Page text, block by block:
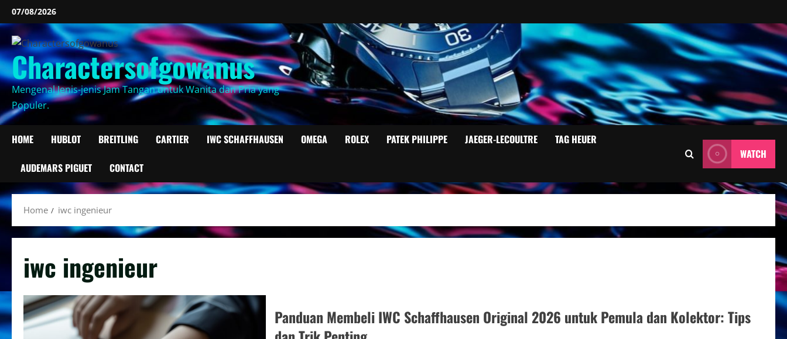
Skip
to
content
07/08/2026
Charactersofgowanus
Mengenal Jenis-jenis Jam Tangan untuk Wanita dan Pria yang
Populer.
HOME HUBLOT BREITLING CARTIER IWC SCHAFFHAUSEN OMEGA ROLEX PATEK PHILIPPE JAEGER-LECOULTRE TAG HEUER
AUDEMARS PIGUET CONTACT
WATCH
Home iwc ingenieur
iwc ingenieur
Panduan Membeli IWC Schaffhausen Original 2026 untuk Pemula dan Kolektor: Tips